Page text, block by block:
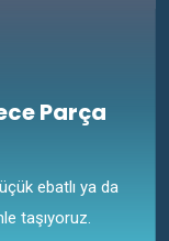
Parça
ebatlı ya da
taşıyoruz.